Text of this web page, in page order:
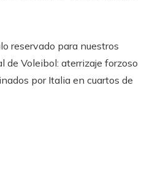
reservado para nuestros
de Voleibol: aterrizaje forzoso
por Italia en cuartos de